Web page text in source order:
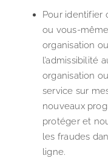
Pour identifier
ou vous-
organisation
l’admissibilité
organisation
service sur
nouveaux
protéger et
les fraudes
ligne.